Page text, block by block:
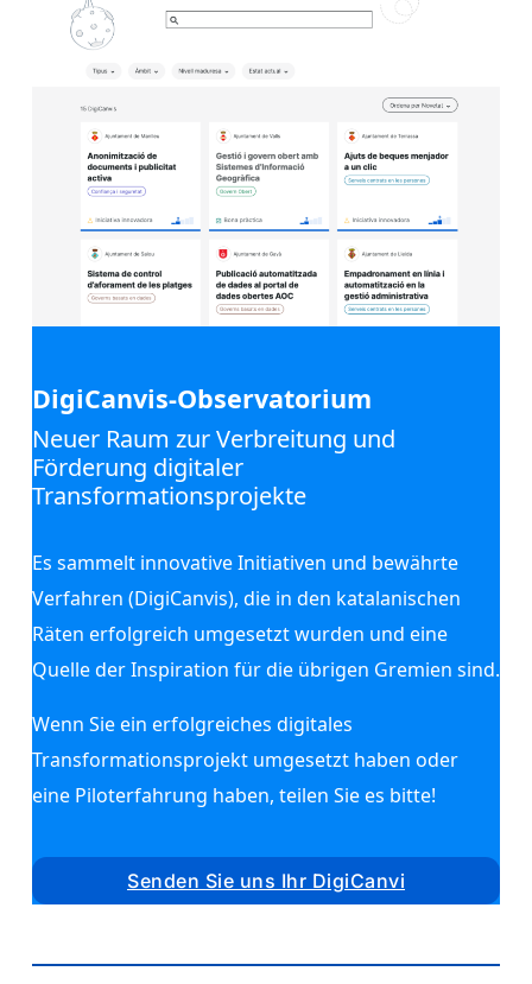
DigiCanvis-Observatorium
Neuer Raum zur Verbreitung und
Förderung digitaler
Transformationsprojekte
Es sammelt innovative Initiativen und bewährte
Verfahren (DigiCanvis), die in den katalanischen
Räten erfolgreich umgesetzt wurden und eine
Quelle der Inspiration für die übrigen Gremien sind.
Wenn Sie ein erfolgreiches digitales
Transformationsprojekt umgesetzt haben oder
eine Piloterfahrung haben, teilen Sie es bitte!
Senden Sie uns Ihr DigiCanvi